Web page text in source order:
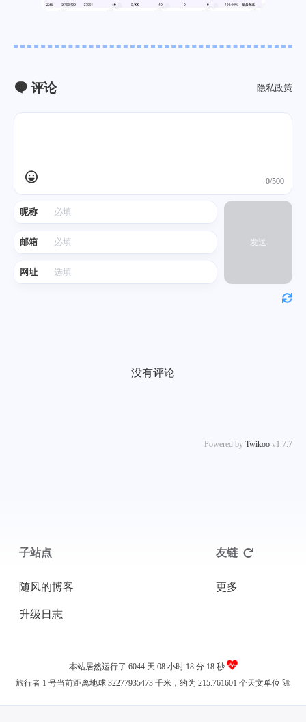
评论 隐私政策
昵称
邮箱
网址
0/500
发送
没有评论
Powered by Twikoo v1.7.7
子站点
随风的博客
升级日志
友链
更多
本站居然运行了 6044 天 08 小时 18 分 18 秒
旅行者 1 号当前距离地球 32277935473 千米，约为 215.761601 个天文单位 🚀